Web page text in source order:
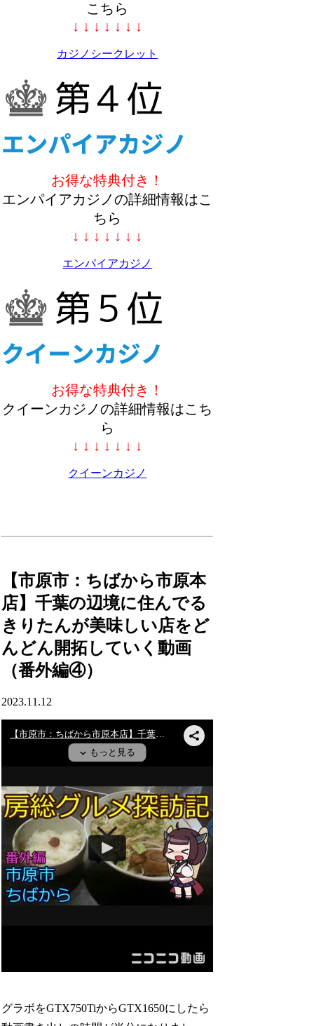
こちら
↓ ↓ ↓ ↓ ↓ ↓ ↓
カジノシークレット
お得な特典付き！
エンパイアカジノの詳細情報はこ
ちら
↓ ↓ ↓ ↓ ↓ ↓ ↓
エンパイアカジノ
お得な特典付き！
クイーンカジノの詳細情報はこち
ら
↓ ↓ ↓ ↓ ↓ ↓ ↓
クイーンカジノ
【市原市：ちばから市原本
店】千葉の辺境に住んでる
きりたんが美味しい店をど
んどん開拓していく動画
（番外編④）
2023.11.12
グラボをGTX750TiからGTX1650にしたら